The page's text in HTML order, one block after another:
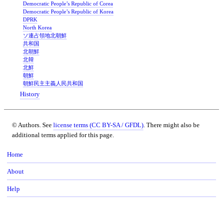
Democratic People’s Republic of Corea
Democratic People’s Republic of Korea
DPRK
North Korea
ソ連占領地北朝鮮
共和国
北朝鮮
北韓
北鮮
朝鮮
朝鮮民主主義人民共和国
History
© Authors. See license terms (CC BY-SA / GFDL). There might also be
additional terms applied for this page.
Home
About
Help